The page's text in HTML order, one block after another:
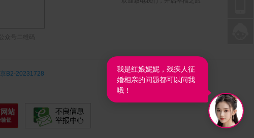
公众号二维码
京B2-20231728
我是红娘妮妮，残疾人征
婚相亲的问题都可以问我
哦！